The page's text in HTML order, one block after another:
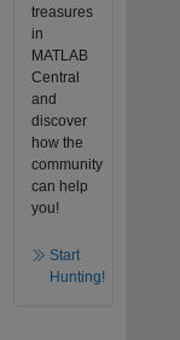
treasures
in
MATLAB
Central
and
discover
how the
community
can help
you!
Start
Hunting!